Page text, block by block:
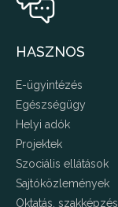
HASZNOS
E-ügyintézés
Egészségügy
Helyi adók
Projektek
Szociális ellátások
Sajtóközlemények
Oktatás, szakképzés